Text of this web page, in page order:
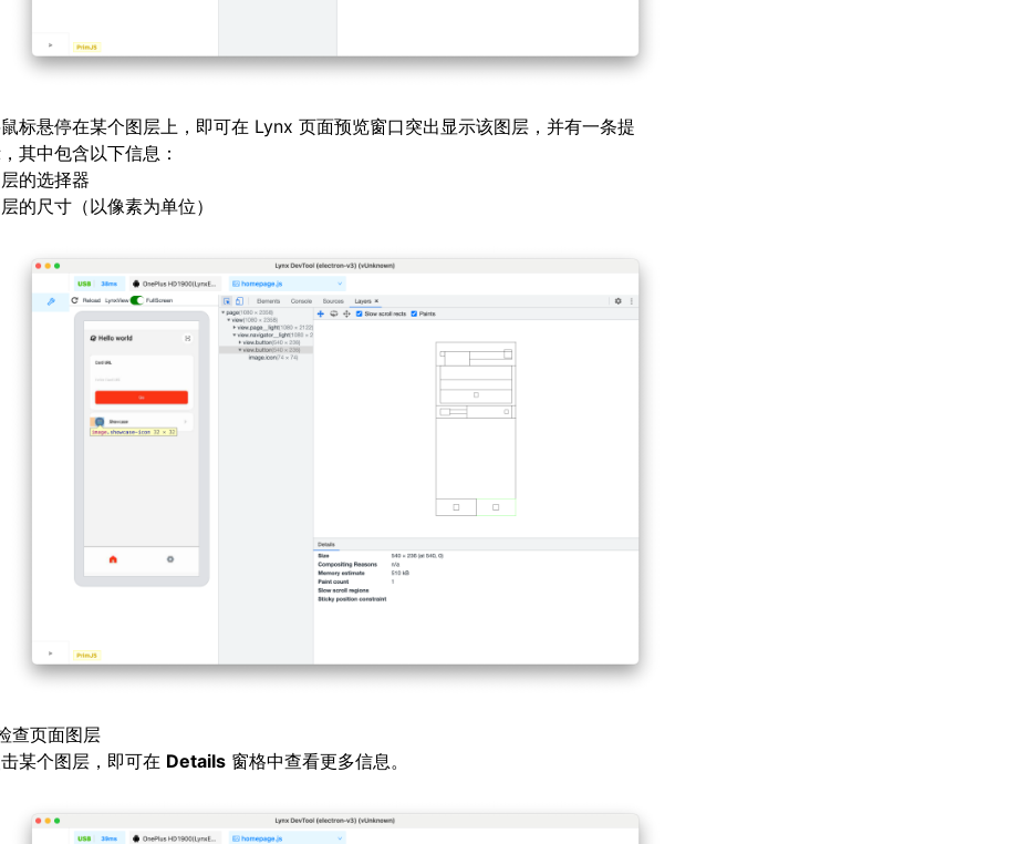
标悬停在某个图层上，即可在 Lynx 页面预览窗口突出显示该图层，并有一条提
其中包含以下信息：
的选择器
的尺寸（以像素为单位）
查页面图层
某个图层，即可在 Details 窗格中查看更多信息。